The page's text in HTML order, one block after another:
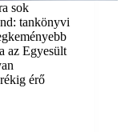
sok
tankönyvi
az Egyesült
érő